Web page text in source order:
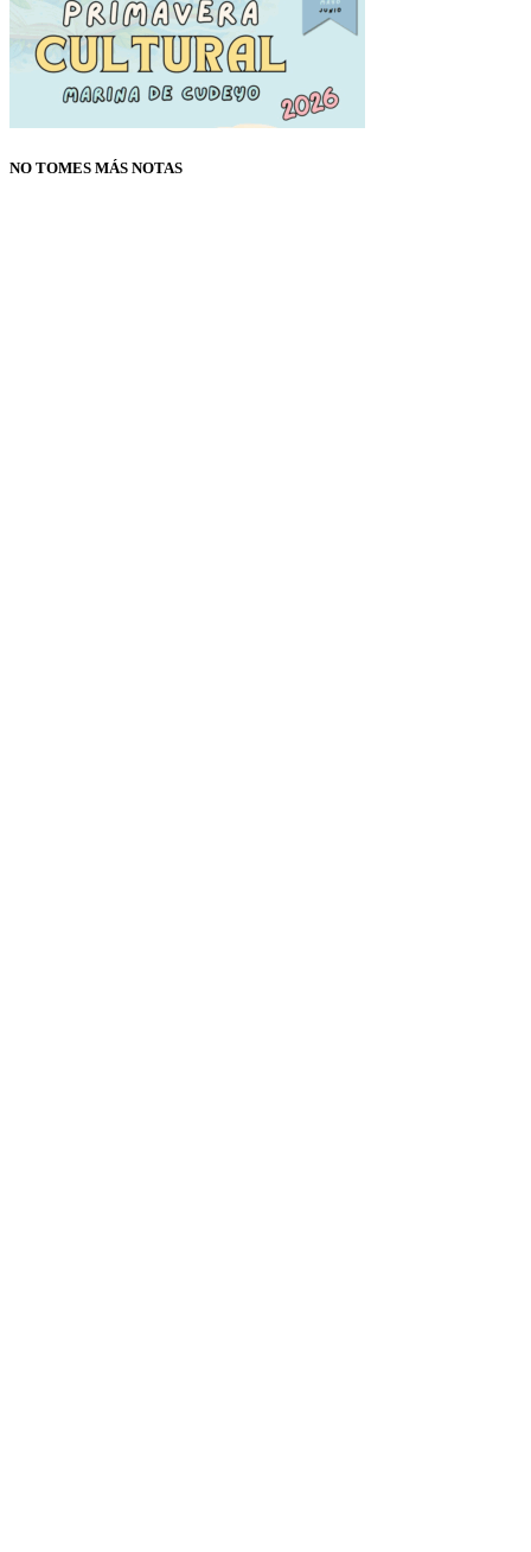
NO TOMES MÁS NOTAS